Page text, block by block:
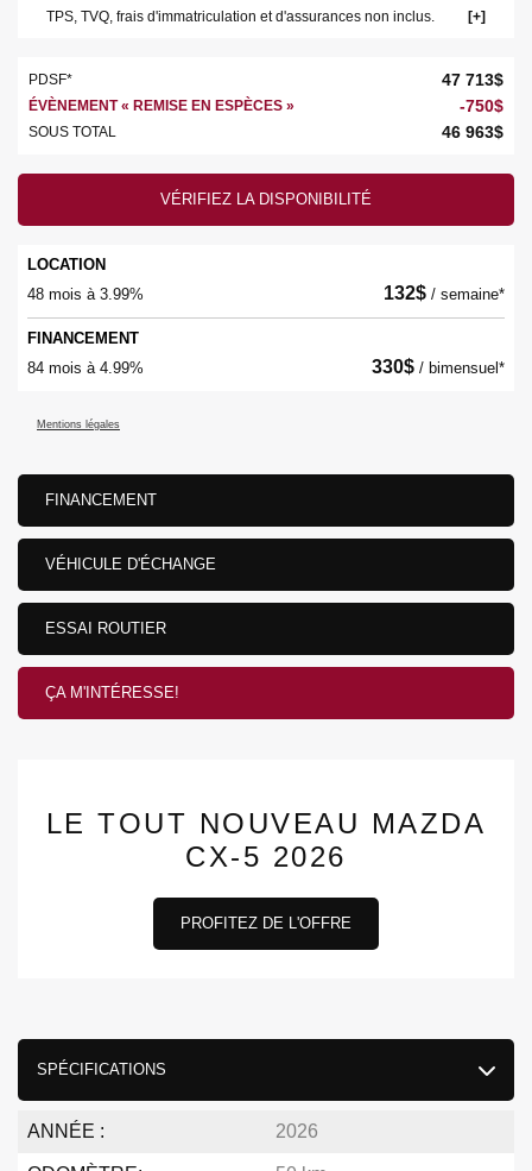
SPÉCIFICATIONS
ANNÉE : 2026
TPS, TVQ, frais d'immatriculation et d'assurances non inclus.
PDSF* 47 713$
ÉVÈNEMENT « REMISE EN ESPÈCES » -750$
SOUS TOTAL 46 963$
VÉRIFIEZ LA DISPONIBILITÉ
LOCATION
48 mois à 3.99%
132$ / semaine*
FINANCEMENT
84 mois à 4.99%
330$ / bimensuel*
Mentions légales
FINANCEMENT
VÉHICULE D'ÉCHANGE
ESSAI ROUTIER
ÇA M'INTÉRESSE!
LE TOUT NOUVEAU MAZDA
CX-5 2026
PROFITEZ DE L'OFFRE